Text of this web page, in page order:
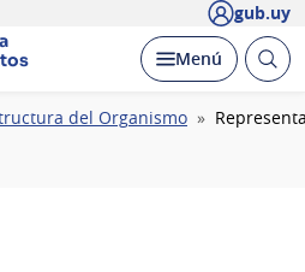
gub.uy
Desplegar
Menú Abrir
del Organismo